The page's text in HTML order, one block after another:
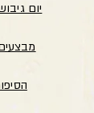
יום